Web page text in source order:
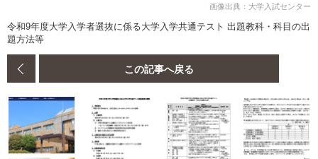
画像出典：大学入試センター
令和9年度大学入学者選抜に係る大学入学共通テスト 出題教科・科目の出
題方法等
この記事へ戻る